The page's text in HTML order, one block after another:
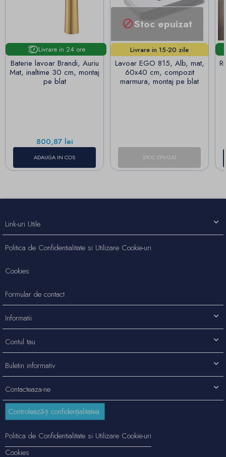
Livrare in 24 ore
Baterie lavoar Brandi, Auriu
Mat, inaltime 30 cm, montaj
pe blat
Pret
800,87 lei
ADAUGA IN COS
Stoc epuizat
Livrare in 15-20 zile
lucrătoare!
Lavoar EGO 815, Alb, mat,
60x40 cm, compozit
marmura, montaj pe blat
STOC EPUIZAT
Contacteaza-ne
Link-uri Utile
Politica de Confidentialitate si Utilizare Cookie-uri
Cookies
Formular de contact
Informatii
Contul tau
Buletin informativ
Controlează-ți confidențialitatea
Politica de Confidentialitate si Utilizare Cookie-uri
Cookies